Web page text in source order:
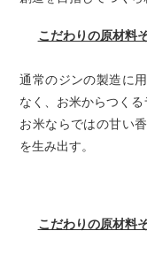
こだわりの原材料
通常のジンの製造に
なく、お米からつくる
お米ならではの甘い
を生み出す。
こだわりの原材料